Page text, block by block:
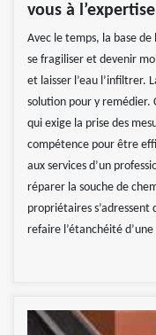
vous à
Avec le temps, la base
se fragiliser et devenir
et laisser l’eau l’infiltrer.
solution pour y remédier.
qui exige la prise des
compétence pour être
aux services d’un
réparer la souche de
propriétaires
refaire l’étanchéité